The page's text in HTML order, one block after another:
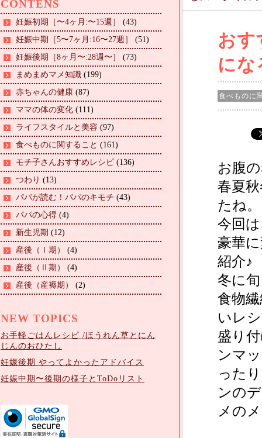
CONTENS
妊娠初期［〜4ヶ月:〜15週］
(43)
妊娠中期［5〜7ヶ月:16〜27週］
(51)
妊娠後期［8ヶ月〜:28週〜］
(73)
まめまめマメ知識 (199)
赤ちゃんの健康 (87)
ママの体の変化 (111)
ライフスタイルと美容 (97)
食べものに関すること (161)
モチ子さんおすすめレシピ (136)
つわり (13)
パパが読む！パパのキモチ (43)
パパの心得 (4)
新生児期 (12)
産後（Ⅰ期）
(4)
産後（Ⅱ期）
(4)
産後（産褥期）
(2)
NEW TOPICS
お手軽ごはんレシピ /ほうれん草とにん
じんのおひたし
妊娠後期 やってよかったアドバイス
妊娠中期〜後期の様子とToDoリスト
おす
にな
食べものに
お腹
春夏
たね。
今回
豪華
紹介♪
冬に
食物
いレ
盛り
ンマ
った
ンの
メの